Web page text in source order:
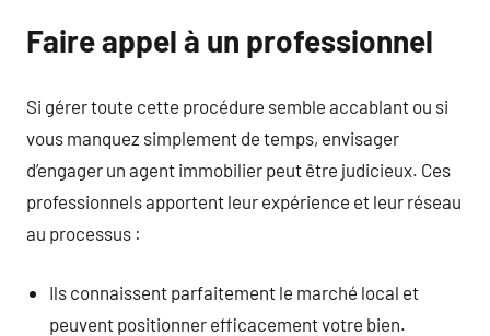
Faire appel à un professionnel
Si gérer toute cette procédure semble accablant ou si
vous manquez simplement de temps, envisager
d’engager un agent immobilier peut être judicieux. Ces
professionnels apportent leur expérience et leur réseau
au processus :
Ils connaissent parfaitement le marché local et
peuvent positionner efficacement votre bien.